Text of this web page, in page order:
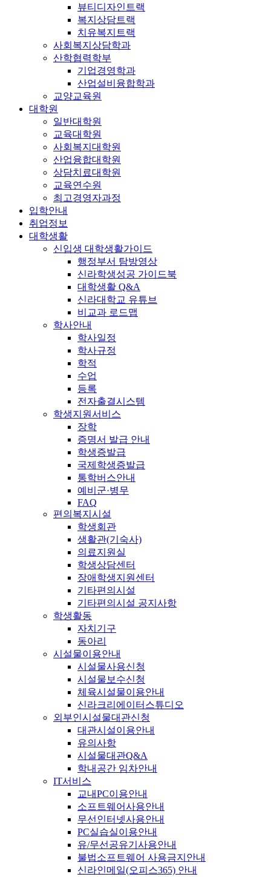
뷰티디자인트랙
복지상담트랙
치유복지트랙
사회복지상담학과
산학협력학부
기업경영학과
산업설비융합학과
교양교육원
대학원
일반대학원
교육대학원
사회복지대학원
산업융합대학원
상담치료대학원
교육연수원
최고경영자과정
입학안내
취업정보
대학생활
신입생 대학생활가이드
행정부서 탐방영상
신라학생성공 가이드북
대학생활 Q&A
신라대학교 유튜브
비교과 로드맵
학사안내
학사일정
학사규정
학적
수업
등록
전자출결시스템
학생지원서비스
장학
증명서 발급 안내
학생증발급
국제학생증발급
통학버스안내
예비군·병무
FAQ
편의복지시설
학생회관
생활관(기숙사)
의료지원실
학생상담센터
장애학생지원센터
기타편의시설
기타편의시설 공지사항
학생활동
자치기구
동아리
시설물이용안내
시설물사용신청
시설물보수신청
체육시설물이용안내
신라크리에이터스튜디오
외부인시설물대관신청
대관시설이용안내
유의사항
시설물대관Q&A
학내공간 임차안내
IT서비스
교내PC이용안내
소프트웨어사용안내
무선인터넷사용안내
PC실습실이용안내
유/무선공유기사용안내
불법소프트웨어 사용금지안내
신라인메일(오피스365) 안내